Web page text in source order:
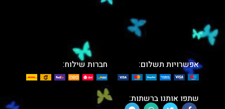
אפשרויות תשלום: חברות שילוח:
שתפו אותנו ברשתות: